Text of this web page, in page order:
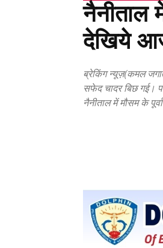
नैनीताल
देखिये
ब्रेकिंग न्यूज़(कमल
सफेद चादर बिछ गई।
नैनीताल में मौसम के